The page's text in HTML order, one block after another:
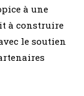
à une
à construire
le soutien